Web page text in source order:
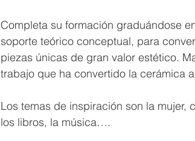
Completa su formación graduándose
soporte teórico conceptual, para
piezas únicas de gran valor estético.
trabajo que ha convertido la cerámica
Los temas de inspiración son la
los libros, la música….